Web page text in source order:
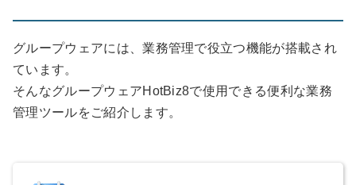
グループウェアには、業務管理で役立つ機能が搭載され
ています。
そんなグループウェアHotBiz8で使用できる便利な業務
管理ツールをご紹介します。